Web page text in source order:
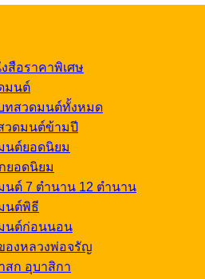
สือราคาพิเศษ
มนต์
ทสวดมนต์ทั้งหมด
วดมนต์ข้ามปี
นต์ยอดนิยม
ยอดนิยม
นต์ 7 ตำนาน 12 ตำนาน
นต์พิธี
นต์ก่อนนอน
องหลวงพ่อจรัญ
สก อุบาสิกา